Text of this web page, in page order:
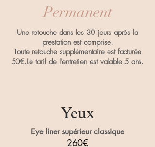
Permanent
Une retouche dans les 30 jours après la
prestation est comprise.
Toute retouche supplémentaire est facturée
50€.Le tarif de l'entretien est valable 5 ans.
Yeux
Eye liner supérieur classique
260€